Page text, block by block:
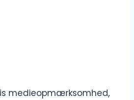
medieopmærksomhed,